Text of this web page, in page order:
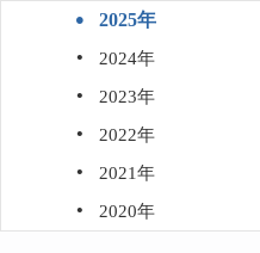
· 2025年
· 2024年
· 2023年
· 2022年
· 2021年
· 2020年